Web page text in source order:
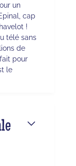
un
cap
!
télé sans
de
pour
le